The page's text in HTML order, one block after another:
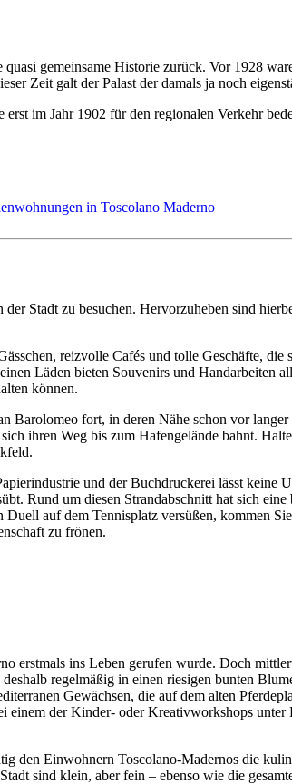
gemeinsame Historie zurück. Vor 1928
Zeit galt der Palast der damals ja noch
im Jahr 1902 für den regionalen Verkehr
Stadt zu besuchen. Hervorzuheben sind
reizvolle Cafés und tolle Geschäfte,
Läden bieten Souvenirs und Handarbeiten
können.
Barolomeo fort, in deren Nähe schon vor
ihren Weg bis zum Hafengelände bahnt.
und der Buchdruckerei lässt
Rund um diesen Strandabschnitt hat sich
auf dem Tennisplatz versüßen, kommen
zu frönen.
erstmals ins Leben gerufen wurde. Doch
regelmäßig in einen riesigen bunten
Gewächsen, die auf dem alten
einem der Kinder- oder Kreativworkshops
den Einwohnern Toscolano-Madernos die
sind klein, aber fein – ebenso wie die